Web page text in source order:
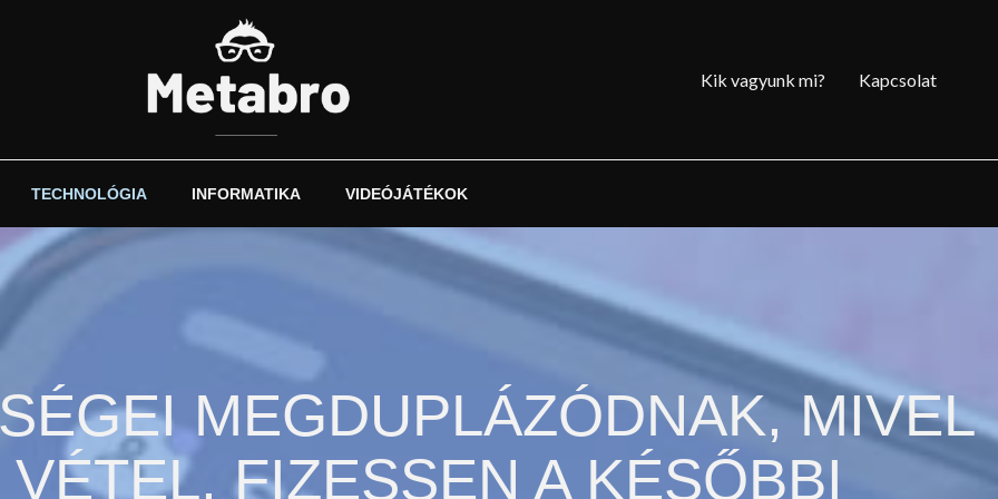
Kik vagyunk mi? Kapcsolat
TECHNOLÓGIA INFORMATIKA VIDEÓJÁTÉKOK
MEGDUPLÁZÓDNAK, MIVEL
FIZESSEN A KÉSŐBBI